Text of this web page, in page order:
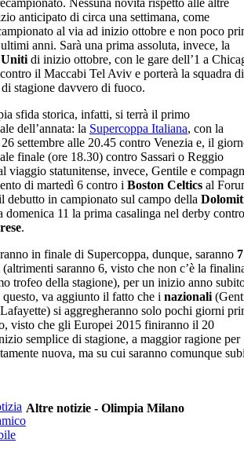
anticipato di circa una settimana, come
al via ad inizio ottobre e non poco
anni. Sarà una prima assoluta, invece, la
Uniti di inizio ottobre, con le gare dell’1 a
il Maccabi Tel Aviv e porterà la squadra di
stagione davvero di fuoco.
sfida storica, infatti, si terrà il primo
dell’annata: la Supercoppa Italiana, con la
settembre alle 20.45 contro Venezia e, il
finale (ore 18.30) contro Sassari o Reggio
viaggio statunitense, invece, Gentile e
di martedì 6 contro i Boston Celtics al
debutto in campionato sul campo della
domenica 11 la prima casalinga nel derby contro
.
in finale di Supercoppa, dunque, saranno 7
(altrimenti saranno 6, visto che non c’è la
trofeo della stagione), per un inizio anno
va aggiunto il fatto che i nazionali
si aggregheranno solo pochi giorni
visto che gli Europei 2015 finiranno il 20
semplice di stagione, a maggior ragione per
nuova, ma su cui saranno comunque
Altre notizie - Olimpia Milano